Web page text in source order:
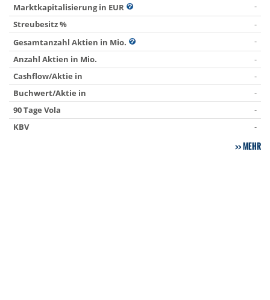
Marktkapitalisierung in EUR
-
Streubesitz %
-
Gesamtanzahl Aktien in Mio.
-
Anzahl Aktien in Mio.
-
Cashflow/Aktie in
-
Buchwert/Aktie in
-
90 Tage Vola
-
KBV
-
MEHR